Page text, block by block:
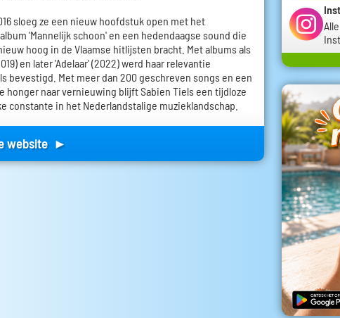
sloeg ze een nieuw hoofdstuk open met het
'Mannelijk schoon' en een hedendaagse sound die
hoog in de Vlaamse hitlijsten bracht. Met albums als
en later 'Adelaar' (2022) werd haar relevantie
bevestigd. Met meer dan 200 geschreven songs en een
honger naar vernieuwing blijft Sabien Tiels een tijdloze
constante in het Nederlandstalige muzieklandschap.
website ►